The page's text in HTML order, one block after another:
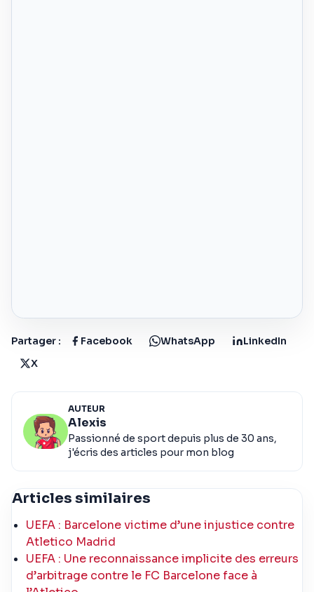
Partager : Facebook WhatsApp
LinkedIn
X
AUTEUR
Alexis
Passionné de sport depuis plus de 30 ans,
j'écris des articles pour mon blog
Articles similaires
UEFA : Barcelone victime d’une injustice contre
Atletico Madrid
UEFA : Une reconnaissance implicite des erreurs
d’arbitrage contre le FC Barcelone face à